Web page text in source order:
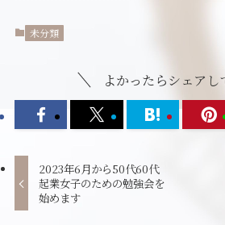
未分類
よかったらシェアし
2023年6月から50代60代
起業女子のための勉強会を
始めます